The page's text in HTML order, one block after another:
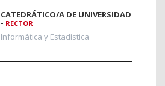
CATEDRÁTICO/A DE UNIVERSIDAD
- RECTOR
Informática y Estadística